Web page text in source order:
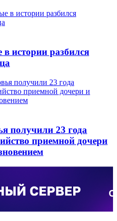
истории разбился
получили 23 года
приемной дочери